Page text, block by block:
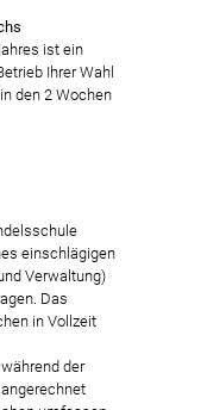
ist ein
Ihrer Wahl
den 2 Wochen
einschlägigen
Verwaltung)
Das
in Vollzeit
der